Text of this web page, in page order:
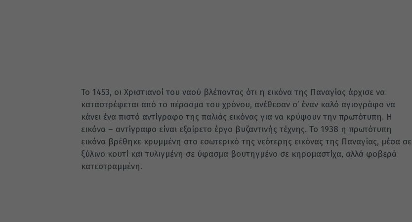
Το 1453, οι Χριστιανοί του ναού βλέποντας ότι η εικόνα της Παναγίας άρχισε να
καταστρέφεται από το πέρασμα του χρόνου, ανέθεσαν σ’ έναν καλό αγιογράφο να
κάνει ένα πιστό αντίγραφο της παλιάς εικόνας για να κρύψουν την πρωτότυπη. Η
εικόνα – αντίγραφο είναι εξαίρετο έργο βυζαντινής τέχνης. Το 1938 η πρωτότυπη
εικόνα βρέθηκε κρυμμένη στο εσωτερικό της νεότερης εικόνας της Παναγίας, μέσα σε
ξύλινο κουτί και τυλιγμένη σε ύφασμα βουτηγμένο σε κηρομαστίχα, αλλά φοβερά
κατεστραμμένη.